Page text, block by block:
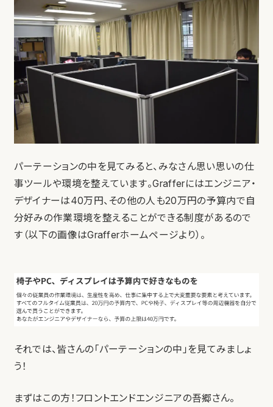
パーテーションの中を見てみると、みなさん思い思いの仕
事ツールや環境を整えています。Grafferにはエンジニア・
デザイナーは40万円、その他の人も20万円の予算内で自
分好みの作業環境を整えることができる制度があるので
す（以下の画像はGrafferホームページより）。
それでは、皆さんの「パーテーションの中」を見てみましょ
う！
まずはこの方！フロントエンドエンジニアの吾郷さん。